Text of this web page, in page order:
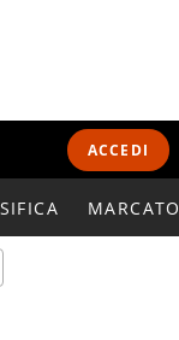
ACCEDI